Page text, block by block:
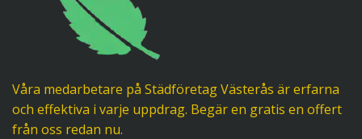
Våra medarbetare på Städföretag Västerås är erfarna
och effektiva i varje uppdrag. Begär en gratis en offert
från oss redan nu.